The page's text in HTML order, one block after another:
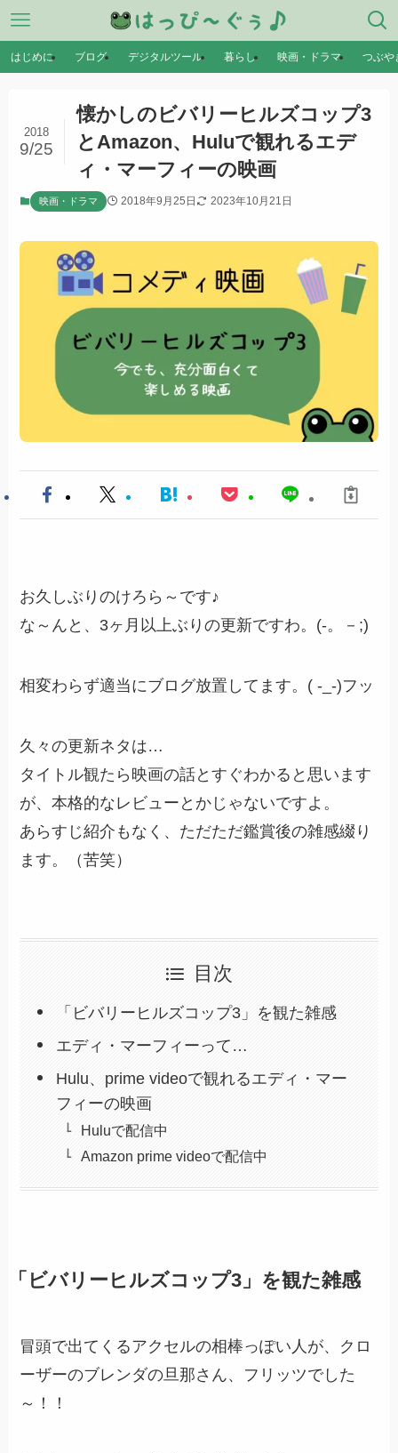
はじめに ブログ デジタルツール 暮らし 映画・ドラマ つぶや
懐かしのビバリーヒルズコップ3
とAmazon、Huluで観れるエデ
ィ・マーフィーの映画
2018
9/25
映画・ドラマ 2018年9月25日 2023年10月21日
お久しぶりのけろら～です♪
な～んと、3ヶ月以上ぶりの更新ですわ。(-。－;)
相変わらず適当にブログ放置してます。( -_-)フッ
久々の更新ネタは…
タイトル観たら映画の話とすぐわかると思います
が、本格的なレビューとかじゃないですよ。
あらすじ紹介もなく、ただただ鑑賞後の雑感綴り
ます。（苦笑）
目次
「ビバリーヒルズコップ3」を観た雑感
エディ・マーフィーって…
Hulu、prime videoで観れるエディ・マー
フィーの映画
Huluで配信中
Amazon prime videoで配信中
「ビバリーヒルズコップ3」を観た雑感
冒頭で出てくるアクセルの相棒っぽい人が、クロ
ーザーのブレンダの旦那さん、フリッツでした
～！！